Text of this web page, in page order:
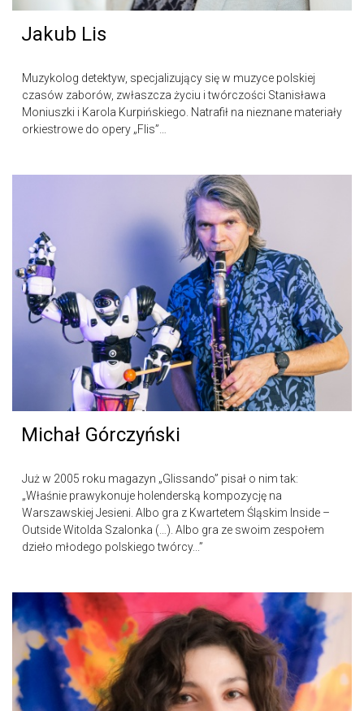
Jakub Lis
Muzykolog detektyw, specjalizujący się w muzyce polskiej
czasów zaborów, zwłaszcza życiu i twórczości Stanisława
Moniuszki i Karola Kurpińskiego. Natrafił na nieznane materiały
orkiestrowe do opery „Flis”…
Michał Górczyński
Już w 2005 roku magazyn „Glissando” pisał o nim tak:
„Właśnie prawykonuje holenderską kompozycję na
Warszawskiej Jesieni. Albo gra z Kwartetem Śląskim Inside –
Outside Witolda Szalonka (…). Albo gra ze swoim zespołem
dzieło młodego polskiego twórcy...”